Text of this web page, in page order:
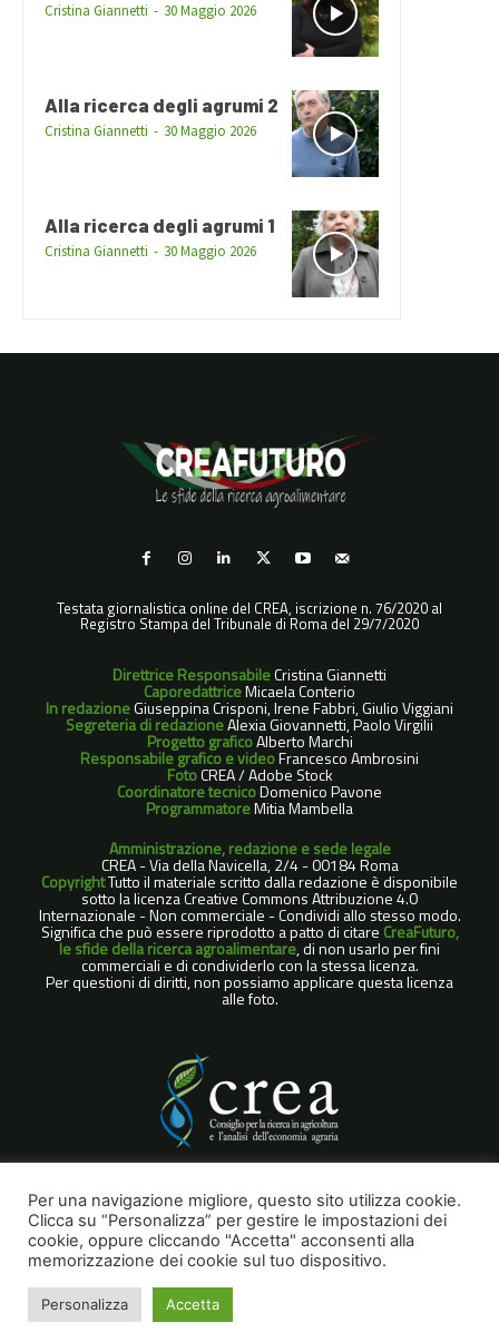
Cristina Giannetti - 30 Maggio 2026
Alla ricerca degli agrumi 2
Cristina Giannetti - 30 Maggio 2026
Alla ricerca degli agrumi 1
Cristina Giannetti - 30 Maggio 2026
Testata giornalistica online del CREA, iscrizione n. 76/2020 al
Registro Stampa del Tribunale di Roma del 29/7/2020
Direttrice ResponsabileCristina Giannetti
CaporedattriceMicaela Conterio
In redazioneGiuseppina Crisponi, Irene Fabbri, Giulio Viggiani
Segreteria di redazioneAlexia Giovannetti, Paolo Virgilii
Progetto graficoAlberto Marchi
Responsabile grafico e videoFrancesco Ambrosini
FotoCREA / Adobe Stock
Coordinatore tecnicoDomenico Pavone
ProgrammatoreMitia Mambella
Amministrazione, redazione e sede legale
CREA - Via della Navicella, 2/4 - 00184 Roma
CopyrightTutto il materiale scritto dalla redazione è disponibile
sotto la licenza Creative Commons Attribuzione 4.0
Internazionale - Non commerciale - Condividi allo stesso modo.
Significa che può essere riprodotto a patto di citare CreaFuturo,
le sfide della ricerca agroalimentare, di non usarlo per fini
commerciali e di condividerlo con la stessa licenza.
Per questioni di diritti, non possiamo applicare questa licenza
alle foto.
COOKIE POLICY
NOTE LEGALI
PRIVACY POLICY
Per una navigazione migliore, questo sito utilizza cookie.
Clicca su “Personalizza” per gestire le impostazioni dei
cookie, oppure cliccando "Accetta" acconsenti alla
memorizzazione dei cookie sul tuo dispositivo.
Personalizza Accetta